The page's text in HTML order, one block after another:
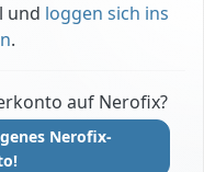
und loggen sich ins
.
auf Nerofix?
Nerofix-